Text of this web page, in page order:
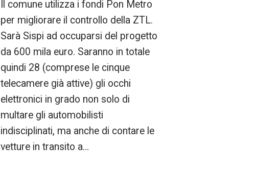
Il comune utilizza i fondi Pon Metro
per migliorare il controllo della ZTL.
Sarà Sispi ad occuparsi del progetto
da 600 mila euro. Saranno in totale
quindi 28 (comprese le cinque
telecamere già attive) gli occhi
elettronici in grado non solo di
multare gli automobilisti
indisciplinati, ma anche di contare le
vetture in transito a…